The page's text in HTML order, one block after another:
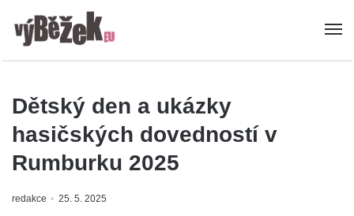
Dětský den a ukázky
hasičských dovedností v
Rumburku 2025
redakce 25. 5. 2025